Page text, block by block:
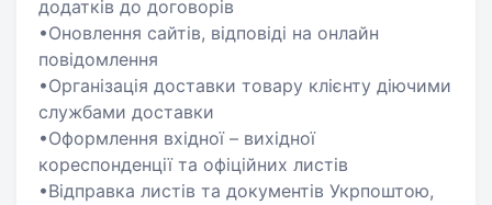
додатків до договорів
•Оновлення сайтів, відповіді на онлайн
повідомлення
•Організація доставки товару клієнту діючими
службами доставки
•Оформлення вхідної – вихідної
кореспонденції та офіційних листів
•Відправка листів та документів Укрпоштою,